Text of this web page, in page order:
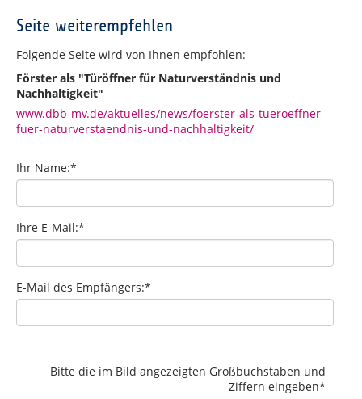
Seite weiterempfehlen
Folgende Seite wird von Ihnen empfohlen:
Förster als "Türöffner für Naturverständnis und
Nachhaltigkeit"
www.dbb-mv.de/aktuelles/news/foerster-als-tueroeffner-
fuer-naturverstaendnis-und-nachhaltigkeit/
Ihr Name:*
Ihre E-Mail:*
E-Mail des Empfängers:*
Bitte die im Bild angezeigten Großbuchstaben und
Ziffern eingeben*